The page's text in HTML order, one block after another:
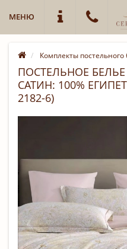
МЕНЮ
Комплекты постельного
ПОСТЕЛЬНОЕ
САТИН: 100%
2182-6)